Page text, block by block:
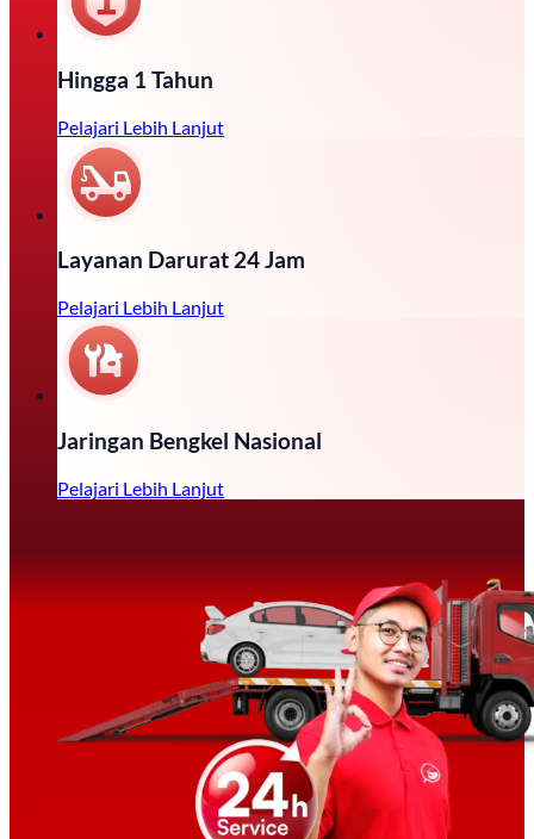
Hingga 1 Tahun
Pelajari Lebih Lanjut
Layanan Darurat 24 Jam
Pelajari Lebih Lanjut
Jaringan Bengkel Nasional
Pelajari Lebih Lanjut